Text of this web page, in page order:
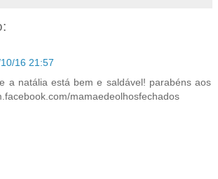
16 21:57
a natália está bem e saldável! parabéns aos
mamaedeolhosfechados